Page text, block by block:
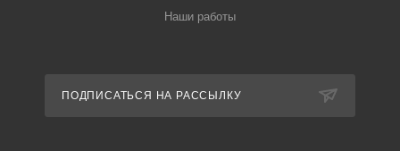
Наши работы
ПОДПИСАТЬСЯ НА РАССЫЛКУ